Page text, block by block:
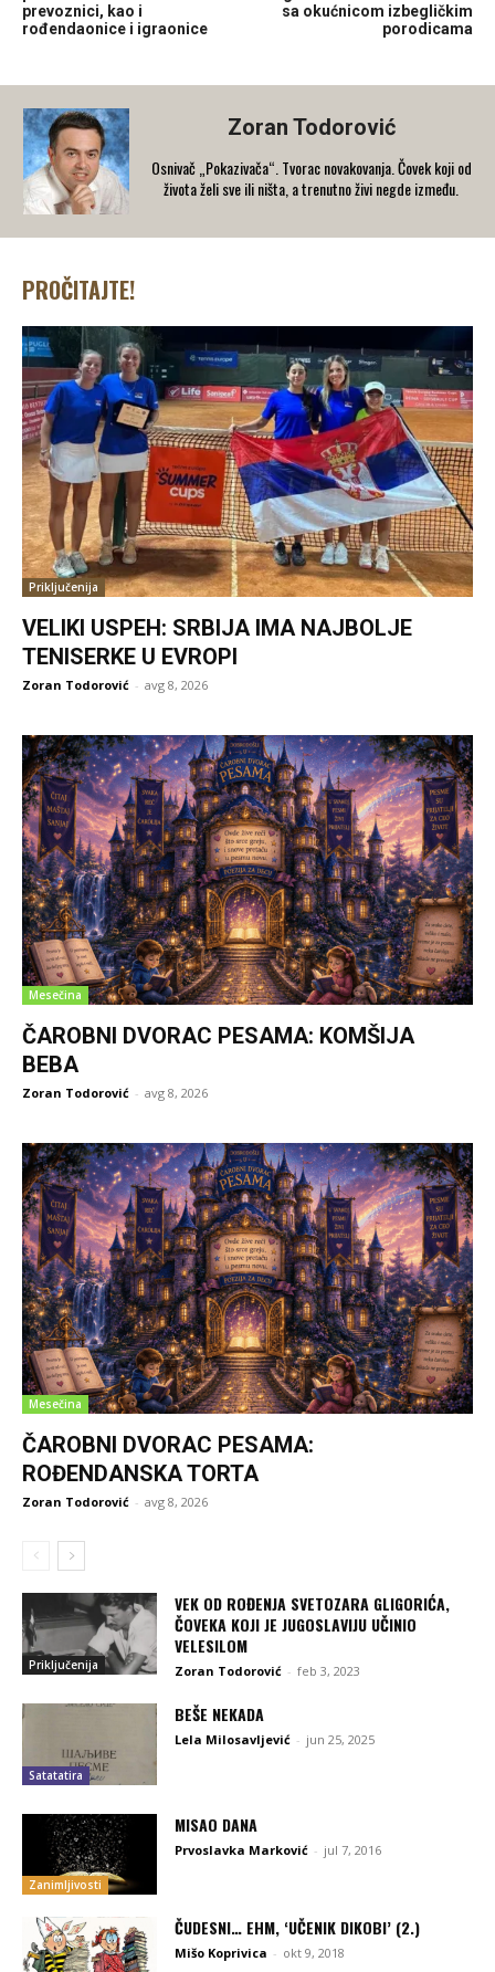
prevoznici, kao i
rođendaonice i igraonice
sa okućnicom izbegličkim
porodicama
Zoran Todorović
Osnivač „Pokazivača“. Tvorac novakovanja. Čovek koji od
života želi sve ili ništa, a trenutno živi negde između.
PROČITAJTE!
Priključenija
VELIKI USPEH: SRBIJA IMA NAJBOLJE
TENISERKE U EVROPI
Zoran Todorović - avg 8, 2026
Mesečina
ČAROBNI DVORAC PESAMA: KOMŠIJA
BEBA
Zoran Todorović - avg 8, 2026
Mesečina
ČAROBNI DVORAC PESAMA:
ROĐENDANSKA TORTA
Zoran Todorović - avg 8, 2026
Priključenija
VEK OD ROĐENJA SVETOZARA GLIGORIĆA,
ČOVEKA KOJI JE JUGOSLAVIJU UČINIO
VELESILOM
Zoran Todorović - feb 3, 2023
Satatatira
BEŠE NEKADA
Lela Milosavljević - jun 25, 2025
Zanimljivosti
MISAO DANA
Prvoslavka Marković - jul 7, 2016
ČUDESNI… EHM, ‘UČENIK DIKOBI’ (2.)
Mišo Koprivica - okt 9, 2018